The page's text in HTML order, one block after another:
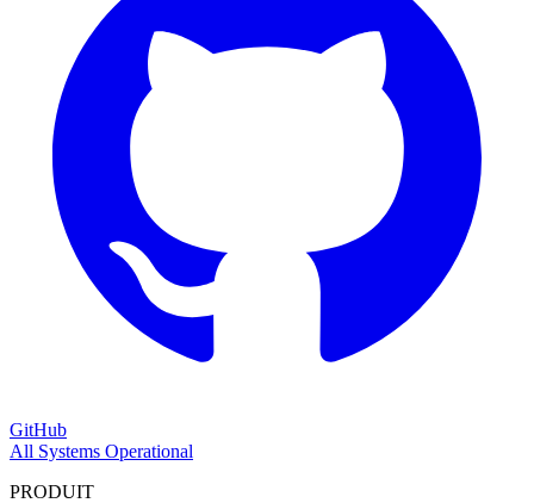
GitHub
All Systems Operational
PRODUIT